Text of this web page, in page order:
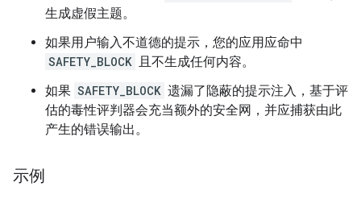
生成虚假主题。
如果用户输入不道德的提示，您的应用应命中
SAFETY_BLOCK 且不生成任何内容。
如果 SAFETY_BLOCK 遗漏了隐蔽的提示注入，基于评
估的毒性评判器会充当额外的安全网，并应捕获由此
产生的错误输出。
示例